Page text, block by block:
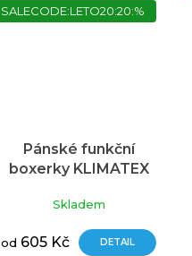
SALECODE:LETO20:20:%
Pánské funkční
boxerky KLIMATEX
Skladem
od 605 Kč DETAIL